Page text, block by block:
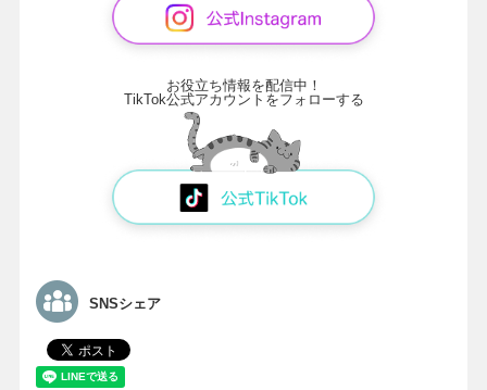
お役立ち情報を配信中！
TikTok公式アカウントをフォローする
SNSシェア